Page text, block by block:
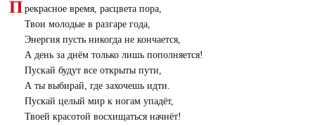
П рекрасное время, расцвета пора,
Твои молодые в разгаре года,
Энергия пусть никогда не кончается,
А день за днём только лишь пополняется!
Пускай будут все открыты пути,
А ты выбирай, где захочешь идти.
Пускай целый мир к ногам упадёт,
Твоей красотой восхищаться начнёт!